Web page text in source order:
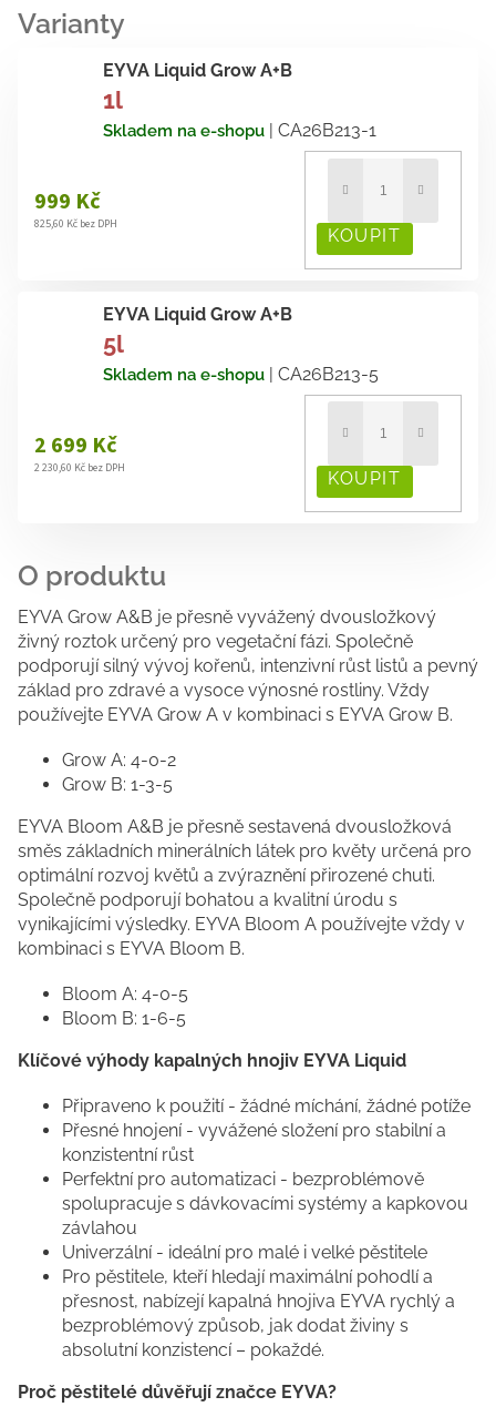
EYVA Liquid Grow A+B
1l
Skladem na e-shopu | CA26B213-1
999 Kč
825,60 Kč bez DPH
EYVA Liquid Grow A+B
5l
Skladem na e-shopu | CA26B213-5
2 699 Kč
2 230,60 Kč bez DPH
EYVA Grow A&B je přesně vyvážený dvousložkový
živný roztok určený pro vegetační fázi. Společně
podporují silný vývoj kořenů, intenzivní růst listů a pevný
základ pro zdravé a vysoce výnosné rostliny. Vždy
používejte EYVA Grow A v kombinaci s EYVA Grow B.
Grow A: 4-0-2
Grow B: 1-3-5
EYVA Bloom A&B je přesně sestavená dvousložková
směs základních minerálních látek pro květy určená pro
optimální rozvoj květů a zvýraznění přirozené chuti.
Společně podporují bohatou a kvalitní úrodu s
vynikajícími výsledky. EYVA Bloom A používejte vždy v
kombinaci s EYVA Bloom B.
Bloom A: 4-0-5
Bloom B: 1-6-5
Klíčové výhody kapalných hnojiv EYVA Liquid
Připraveno k použití - žádné míchání, žádné potíže
Přesné hnojení - vyvážené složení pro stabilní a
konzistentní růst
Perfektní pro automatizaci - bezproblémově
spolupracuje s dávkovacími systémy a kapkovou
závlahou
Univerzální - ideální pro malé i velké pěstitele
Pro pěstitele, kteří hledají maximální pohodlí a
přesnost, nabízejí kapalná hnojiva EYVA rychlý a
bezproblémový způsob, jak dodat živiny s
absolutní konzistencí – pokaždé.
Proč pěstitelé důvěřují značce EYVA?